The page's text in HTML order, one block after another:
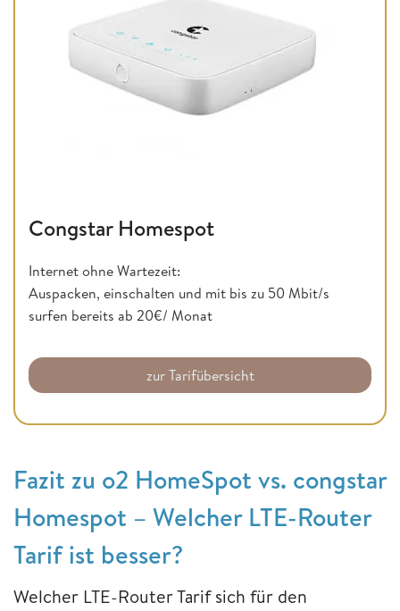
Congstar Homespot
Internet ohne Wartezeit:
Auspacken, einschalten und mit bis zu 50 Mbit/s
surfen bereits ab 20€/ Monat
zur Tarifübersicht
Fazit zu o2 HomeSpot vs. congstar
Homespot – Welcher LTE-Router
Tarif ist besser?
Welcher LTE-Router Tarif sich für den